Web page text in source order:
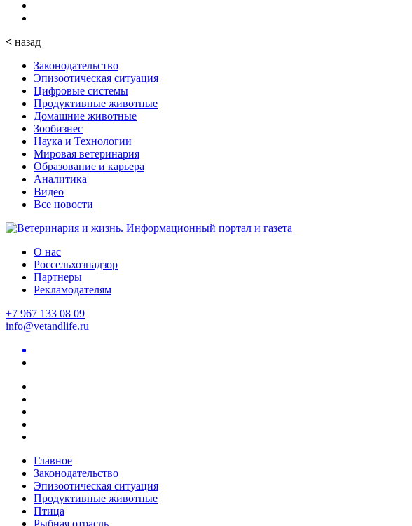
< назад
Законодательство
Эпизоотическая ситуация
Цифровые системы
Продуктивные животные
Домашние животные
Зообизнес
Наука и Технологии
Мировая ветеринария
Образование и карьера
Аналитика
Видео
Все новости
О нас
Россельхознадзор
Партнеры
Рекламодателям
+7 967 133 08 09
info@vetandlife.ru
Главное
Законодательство
Эпизоотическая ситуация
Продуктивные животные
Птица
Рыбная отрасль